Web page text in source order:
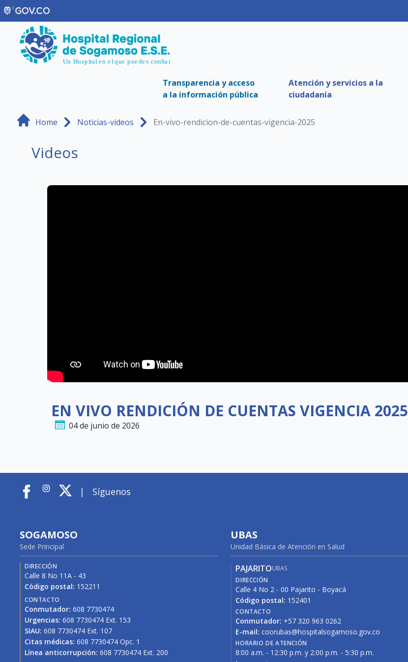
Saltar al contenido principal
Transparencia y acceso
a la información pública
Atención y servicios a la
ciudadanía
Home Noticias-videos En-vivo-rendicion-de-cuentas-vigencia-2025
Videos
EN VIVO RENDICIÓN DE CUENTAS VIGENCIA 2025
04 de junio de 2026
| Síguenos
SOGAMOSO
Sede Principal
DIRECCIÓN
Calle 8 No 11A - 43
Código postal: 152211
CONTACTO
Conmutador: 608 7730474
Urgencias: 608 7730474 Ext. 153
SIAU: 608 7730474 Ext. 107
Citas médicas: 608 7730474 Opc. 1
Línea anticorrupción: 608 7730474 Ext. 200
UBAS
Unidad Básica de Atención en Salud
PAJARITOUBAS
DIRECCIÓN
Calle 4 No 2 - 00 Pajarito - Boyacá
Código postal: 152401
CONTACTO
Conmutador: +57 320 963 0262
E-mail: coorubas@hospitalsogamoso.gov.co
HORARIO DE ATENCIÓN
8:00 a.m. - 12:30 p.m. y 2:00 p.m. - 5:30 p.m.